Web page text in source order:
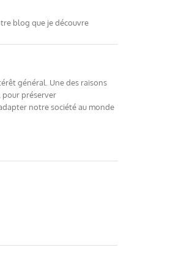
blog que je découvre
général. Une des raisons
pour préserver
notre société au monde